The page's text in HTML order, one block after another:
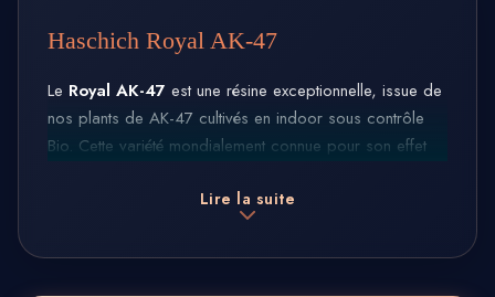
Haschich Royal AK-47
Le Royal AK-47 est une résine exceptionnelle, issue de
nos plants de AK-47 cultivés en indoor sous contrôle
Bio. Cette variété mondialement connue pour son effet
processus d’extraction maîtrisé, sans solvants, sans
comme autrefois – mais avec la précision moderne
Lire la suite